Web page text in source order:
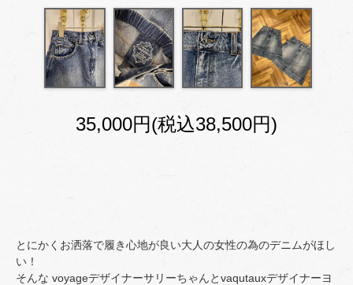
35,000円(税込38,500円)
とにかくお洒落で履き心地が良い大人の女性の為のデニムがほし
い！
そんな voyageデザイナーサリーちゃんとvaqutauxデザイナーヨ